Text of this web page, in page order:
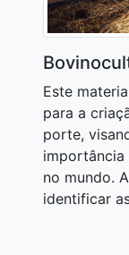
Este
para a
porte,
importância
no mundo.
identificar